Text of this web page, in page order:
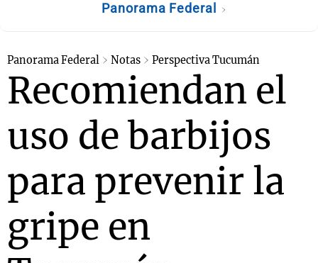
Panorama Federal
Panorama Federal Notas Perspectiva Tucumán
Recomiendan el
uso de barbijos
para prevenir la
gripe en